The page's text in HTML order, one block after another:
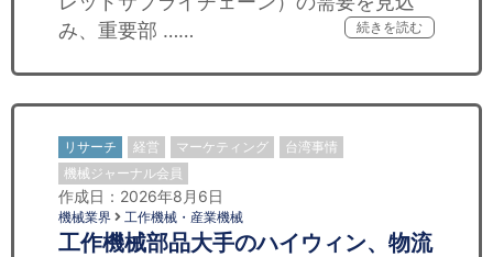
み、重要部 ……
続きを読む
リサーチ 経営 マーケティング
台湾事情
機械ジャーナル会員
作成日：2026年8月6日
機械業界 工作機械・産業機械
工作機械部品大手のハイウィン、物流